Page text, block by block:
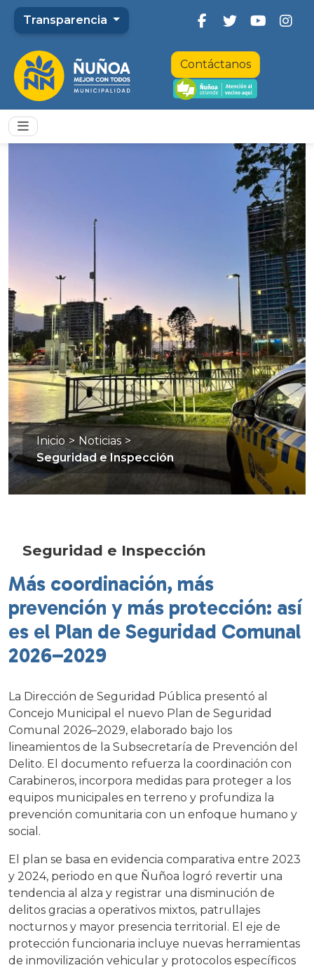
Transparencia
Contáctanos
Inicio > Noticias >
Seguridad e Inspección
Seguridad e Inspección
Más coordinación, más
prevención y más protección: así
es el Plan de Seguridad Comunal
2026–2029
La Dirección de Seguridad Pública presentó al
Concejo Municipal el nuevo Plan de Seguridad
Comunal 2026–2029, elaborado bajo los
lineamientos de la Subsecretaría de Prevención del
Delito. El documento refuerza la coordinación con
Carabineros, incorpora medidas para proteger a los
equipos municipales en terreno y profundiza la
prevención comunitaria con un enfoque humano y
social.
El plan se basa en evidencia comparativa entre 2023
y 2024, periodo en que Ñuñoa logró revertir una
tendencia al alza y registrar una disminución de
delitos gracias a operativos mixtos, patrullajes
nocturnos y mayor presencia territorial. El eje de
protección funcionaria incluye nuevas herramientas
de inmovilización vehicular y protocolos específicos